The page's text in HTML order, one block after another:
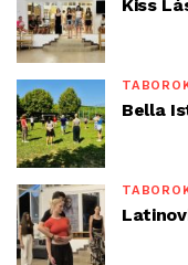
Kiss
Bella